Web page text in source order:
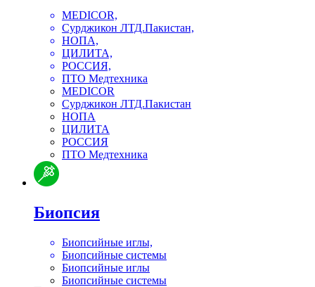
MEDICOR,
Сурджикон ЛТД.Пакистан,
НОПА,
ЦИЛИТА,
РОССИЯ,
ПТО Медтехника
MEDICOR
Сурджикон ЛТД.Пакистан
НОПА
ЦИЛИТА
РОССИЯ
ПТО Медтехника
Биопсия
Биопсийные иглы,
Биопсийные системы
Биопсийные иглы
Биопсийные системы